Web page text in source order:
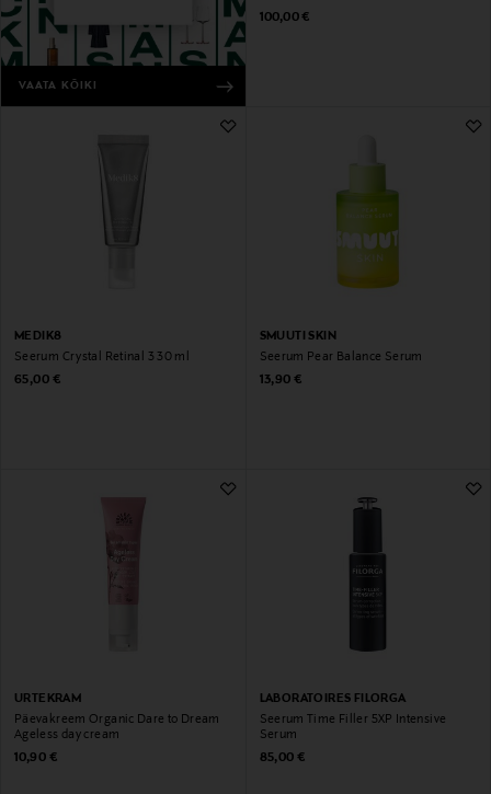
VAATA KÕIKI
Original Price
100,00 €
MEDIK8
Seerum Crystal Retinal 3 30 ml
Original Price
65,00 €
SMUUTI SKIN
Seerum Pear Balance Serum
Original Price
13,90 €
URTEKRAM
Päevakreem Organic Dare to Dream
Ageless day cream
Original Price
10,90 €
LABORATOIRES FILORGA
Seerum Time Filler 5XP Intensive
Serum
Original Price
85,00 €